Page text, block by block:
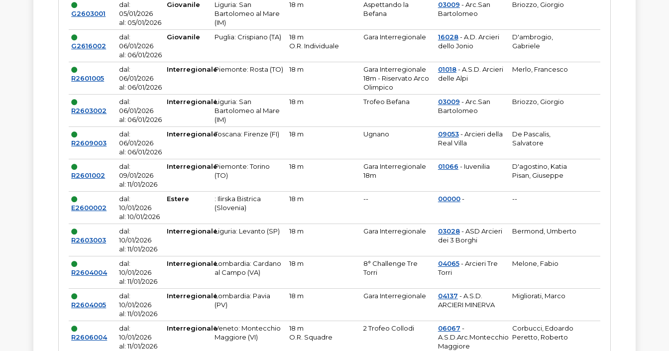
G2603001
dal:
05/01/2026
al: 05/01/2026
Giovanile
Liguria: San
Bartolomeo al Mare
(IM)
18 m
Aspettando la
Befana
03009 - Arc.San
Bartolomeo
Briozzo, Giorgio
G2616002
dal:
06/01/2026
al: 06/01/2026
Giovanile Puglia: Crispiano (TA)
18 m
O.R. Individuale
Gara Interregionale 16028- A.D. Arcieri
dello Jonio
D'ambrogio,
Gabriele
R2601005
dal:
06/01/2026
al: 06/01/2026
InterregionalePiemonte: Rosta (TO) 18 m
Gara Interregionale
18m - Riservato Arco
Olimpico
01018- A.S.D. Arcieri
delle Alpi
Merlo, Francesco
R2603002
dal:
06/01/2026
al: 06/01/2026
InterregionaleLiguria: San
Bartolomeo al Mare
(IM)
18 m Trofeo Befana 03009 - Arc.San
Bartolomeo
Briozzo, Giorgio
R2609003
dal:
06/01/2026
al: 06/01/2026
InterregionaleToscana: Firenze (FI) 18 m Ugnano 09053- Arcieri della
Real Villa
De Pascalis,
Salvatore
R2601002
dal:
09/01/2026
al: 11/01/2026
InterregionalePiemonte: Torino
(TO)
18 m
Gara Interregionale
18m
01066 - Iuvenilia
D'agostino, Katia
Pisan, Giuseppe
E2600002
dal:
10/01/2026
al: 10/01/2026
Estere
: Ilirska Bistrica
(Slovenia)
18 m -- 00000- --
R2603003
dal:
10/01/2026
al: 11/01/2026
InterregionaleLiguria: Levanto (SP) 18 m Gara Interregionale 03028- ASD Arcieri
dei 3 Borghi
Bermond, Umberto
R2604004
dal:
10/01/2026
al: 11/01/2026
InterregionaleLombardia: Cardano
al Campo (VA)
18 m
8° Challenge Tre
Torri
04065- Arcieri Tre
Torri
Melone, Fabio
R2604005
dal:
10/01/2026
al: 11/01/2026
InterregionaleLombardia: Pavia
(PV)
18 m Gara Interregionale 04137 - A.S.D.
ARCIERI MINERVA
Migliorati, Marco
R2606004
dal:
10/01/2026
al: 11/01/2026
InterregionaleVeneto: Montecchio
Maggiore (VI)
18 m
O.R. Squadre
2 Trofeo Collodi 06067 -
A.S.D.Arc.Montecchio
Maggiore
Corbucci, Edoardo
Peretto, Roberto